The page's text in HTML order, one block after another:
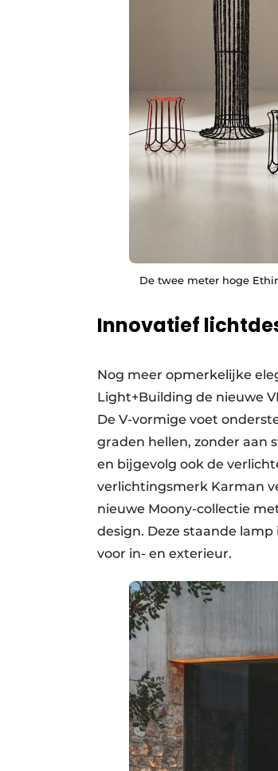
De twee meter hoge
Innovatief
Nog meer opmerkelijke
Light+Building de nieuwe
De V-vormige voet
graden hellen, zonder aan
en bijgevolg ook de
verlichtingsmerk Karman
nieuwe Moony-collectie
design. Deze staande
voor in- en exterieur.